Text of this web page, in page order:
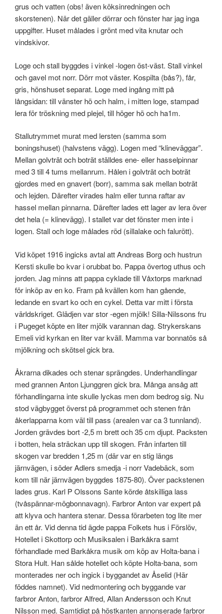
grus och vatten (obs! även köksinredningen och
skorstenen). När det gäller dörrar och fönster har jag inga
uppgifter. Huset målades i grönt med vita knutar och
vindskivor.
Loge och stall byggdes i vinkel -logen öst-väst. Stall vinkel
och gavel mot norr. Dörr mot väster. Kospilta (bås?), får,
gris, hönshuset separat. Loge med ingång mitt på
långsidan: till vänster hö och halm, i mitten loge, stampad
lera för tröskning med plejel, till höger hö och ha1m.
Stallutrymmet murat med lersten (samma som
boningshuset) (halvstens vägg). Logen med “klineväggar”.
Mellan golvträt och boträt ställdes ene- eller hasselpinnar
med 3 till 4 tums mellanrum. Hålen i golvträt och boträt
gjordes med en gnavert (borr), samma sak mellan boträt
och lejden. Därefter virades halm eller tunna raftar av
hassel mellan pinnarna. Därefter lades ett lager av lera över
det hela (= klinevägg). I stallet var det fönster men inte i
logen. Stall och loge målades röd (sillalake och falurött).
Vid köpet 1916 ingicks avtal att Andreas Borg och hustrun
Kersti skulle bo kvar i orubbat bo. Pappa övertog uthus och
jorden. Jag minns att pappa cyklade till Våxtorps marknad
för inköp av en ko. Fram på kvällen kom han gående,
ledande en svart ko och en cykel. Detta var mitt i första
världskriget. Glädjen var stor -egen mjölk! Silla-Nilssons fru
i Pugeget köpte en liter mjölk varannan dag. Strykerskans
Emeli vid kyrkan en liter var kväll. Mamma var bonnatös så
mjölkning och skötsel gick bra.
Åkrarna dikades och stenar sprängdes. Underhandlingar
med grannen Anton Ljunggren gick bra. Många ansåg att
förhandlingarna inte skulle lyckas men dom bedrog sig. Nu
stod vägbygget överst på programmet och stenen från
åkerlapparna kom väl till pass (arealen var ca 3 tunnland).
Jorden grävdes bort -2,5 m brett och 35 cm djupt. Packsten
i botten, hela sträckan upp till skogen. Från infarten till
skogen var bredden 1,25 m (där var en stig längs
järnvägen, i söder Adlers smedja -i norr Vadebäck, som
kom till när järnvägen byggdes 1875-80). Över packstenen
lades grus. Karl P Olssons Sante körde åtskilliga lass
(tvåspännar-mögbonnavagn). Farbror Anton var expert på
att klyva och hantera stenar. Dessa förarbeten tog lite mer
än ett år. Vid denna tid ägde pappa Folkets hus i Förslöv,
Hotellet i Skottorp och Musiksalen i Barkåkra samt
förhandlade med Barkåkra musik om köp av Holta-bana i
Stora Hult. Han sålde hotellet och köpte Holta-bana, som
monterades ner och ingick i byggandet av Åselid (Här
föddes namnet). Vid nedmontering och byggande var
farbror Anton, farbror Alfred, Allan Andersson och Knut
Nilsson med. Samtidigt på höstkanten annonserade farbror